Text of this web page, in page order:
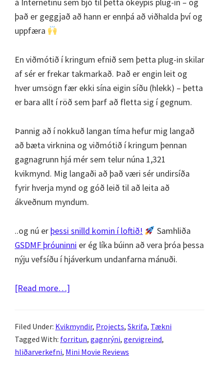
á Internetinu sem bjó til þetta ókeypis plug-in – og
það er geggjað að hann er ennþá að viðhalda því og
uppfæra
En viðmótið í kringum efnið sem þetta plug-in skilar
af sér er frekar takmarkað. Það er engin leit og
hver umsögn fær ekki sína eigin síðu (hlekk) – þetta
er bara allt í röð sem þarf að fletta sig í gegnum.
Þannig að í nokkuð langan tíma hefur mig langað
að bæta virknina og viðmótið í kringum þennan
gagnagrunn hjá mér sem telur núna 1,321
kvikmynd. Mig langaði að það væri sér undirsíða
fyrir hverja mynd og góð leið til að leita að
ákveðnum myndum.
..og nú er þessi snilld komin í loftið!
Samhliða
GSDMF þróuninni er ég líka búinn að vera þróa þessa
nýju vefsíðu í hjáverkum undanfarna mánuði.
[Read more…]
Reviews:
Kvikmyndadagbókin
mín
Filed Under: Kvikmyndir, Projects, Skrifa, Tækni
Tagged With: forritun, gagnrýni, gervigreind,
hliðarverkefni, Mini Movie Reviews